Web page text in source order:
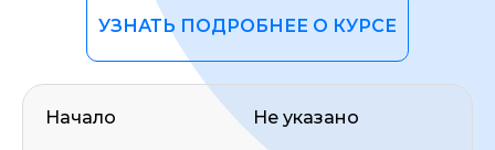
УЗНАТЬ ПОДРОБНЕЕ О КУРСЕ
Начало Не указано